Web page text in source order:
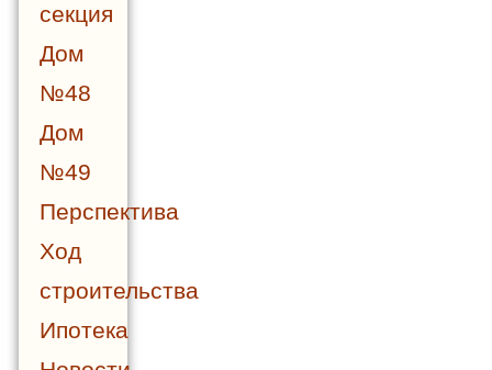
секция
Дом
№48
Дом
№49
Перспектива
Ход
строительства
Ипотека